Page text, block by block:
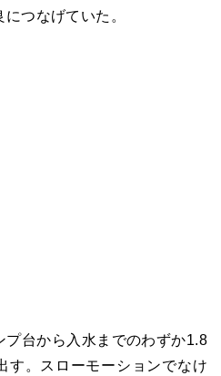
つなげていた。
プ台から入水までのわずか1.8
す。スローモーションでなけ